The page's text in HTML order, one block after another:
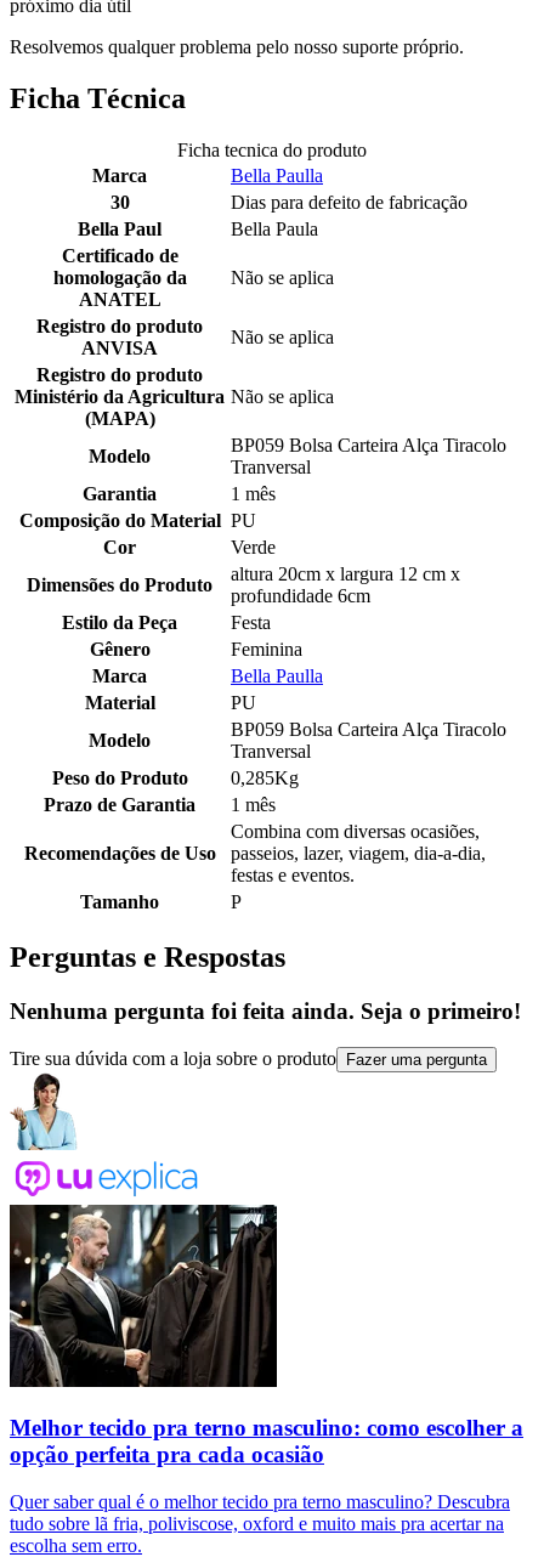
próximo dia útil
Resolvemos qualquer problema pelo nosso suporte próprio.
Ficha Técnica
Ficha tecnica do produto
Marca
Bella Paulla
30
Dias para defeito de fabricação
Bella Paul
Bella Paula
Certificado de
homologação da
ANATEL
Não se aplica
Registro do produto
ANVISA
Não se aplica
Registro do produto
Ministério da Agricultura
(MAPA)
Não se aplica
Modelo
BP059 Bolsa Carteira Alça Tiracolo
Tranversal
Garantia
1 mês
Composição do Material PU
Cor
Verde
Dimensões do Produto
altura 20cm x largura 12 cm x
profundidade 6cm
Estilo da Peça
Festa
Gênero
Feminina
Marca
Bella Paulla
Material
PU
Modelo
BP059 Bolsa Carteira Alça Tiracolo
Tranversal
Peso do Produto
0,285Kg
Prazo de Garantia
1 mês
Recomendações de Uso
Combina com diversas ocasiões,
passeios, lazer, viagem, dia-a-dia,
festas e eventos.
Tamanho
P
Perguntas e Respostas
Nenhuma pergunta foi feita ainda. Seja o primeiro!
Tire sua dúvida com a loja sobre o produto Fazer uma pergunta
Melhor tecido pra terno masculino: como escolher a
opção perfeita pra cada ocasião
Quer saber qual é o melhor tecido pra terno masculino? Descubra
tudo sobre lã fria, poliviscose, oxford e muito mais pra acertar na
escolha sem erro.